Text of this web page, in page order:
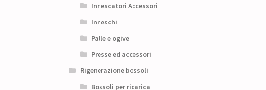
Innescatori Accessori
Inneschi
Palle e ogive
Presse ed accessori
Rigenerazione bossoli
Bossoli per ricarica